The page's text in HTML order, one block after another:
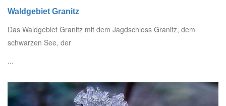
Waldgebiet Granitz
Das Waldgebiet Granitz mit dem Jagdschloss Granitz, dem
schwarzen See, der
...